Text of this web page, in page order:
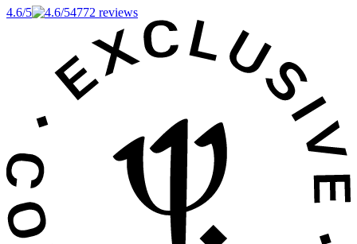
4.6/5 4772 reviews